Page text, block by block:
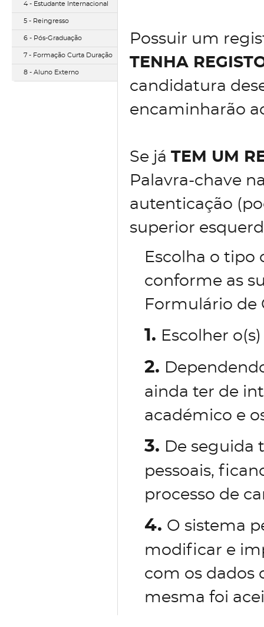
4 - Estudante Internacional
5 - Reingresso
6 - Pós-Graduação
7 - Formação Curta Duração
8 - Aluno Externo
Possuir um
TENHA
candidatura
encaminharão
Se já TEM UM
Palavra-chave
autenticação
superior
Escolha o tipo
conforme as
Formulário de
1. Escolher
2.
ainda ter de
académico e
3. De seguida
pessoais,
processo de
4. O sistema
modificar e
com os dados
mesma foi